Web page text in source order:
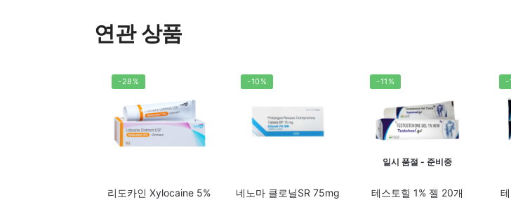
연관 상품
-28%
리도카인 Xylocaine 5%
-10%
네노마 클로닐SR 75mg
-11%
일시 품절 - 준비중
테스토힐 1% 젤 20개
-